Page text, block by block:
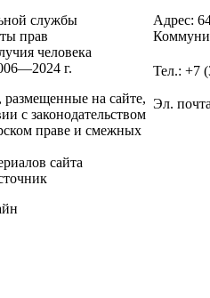
службы
прав
человека
г.
на сайте,
с законодательством
праве и смежных
сайта
Адрес:
Тел.: +7
Эл.